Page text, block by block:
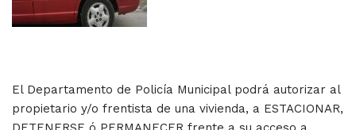
El Departamento de Policía Municipal podrá autorizar al
propietario y/o frentista de una vivienda, a ESTACIONAR,